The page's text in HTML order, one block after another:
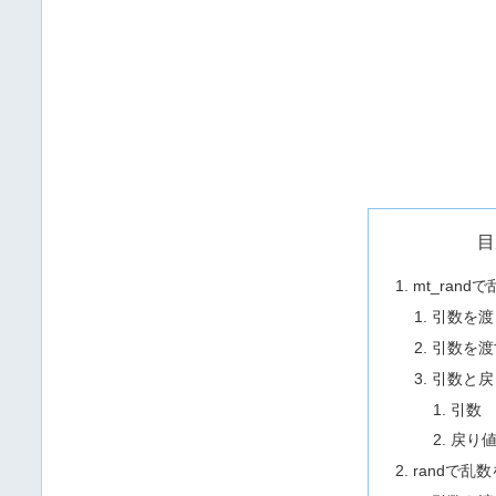
mt_randで
引数を
引数を
引数と
引数
戻り
randで乱数